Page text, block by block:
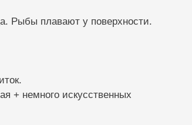
Рыбы плавают у поверхности.
+ немного искусственных